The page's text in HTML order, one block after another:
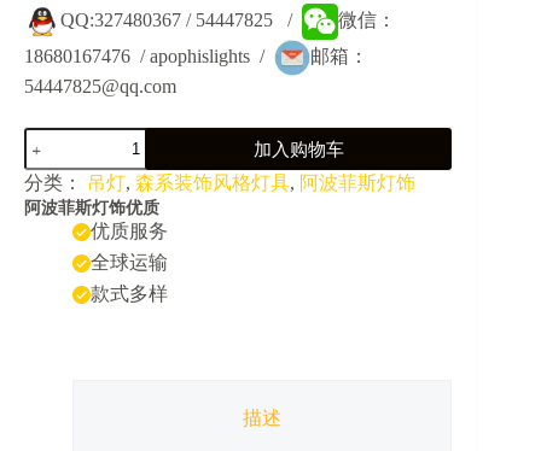
QQ:327480367 / 54447825 /
微信：
18680167476 / apophislights /
邮箱：
54447825@qq.com
JY5083-
森
系
植
加入购物车
分类： 吊灯, 森系装饰风格灯具, 阿波菲斯灯饰
阿波菲斯灯饰优质
优质服务
全球运输
款式多样
描述